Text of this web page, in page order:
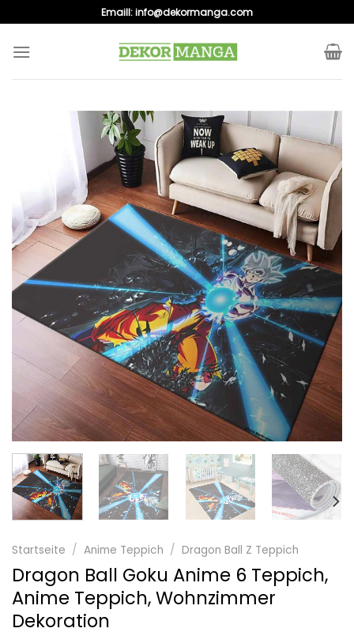
to
content
Emaill:info@dekormanga.com
Startseite / Anime Teppich / Dragon Ball Z Teppich
Dragon Ball Goku Anime 6 Teppich,
Anime Teppich, Wohnzimmer
Dekoration